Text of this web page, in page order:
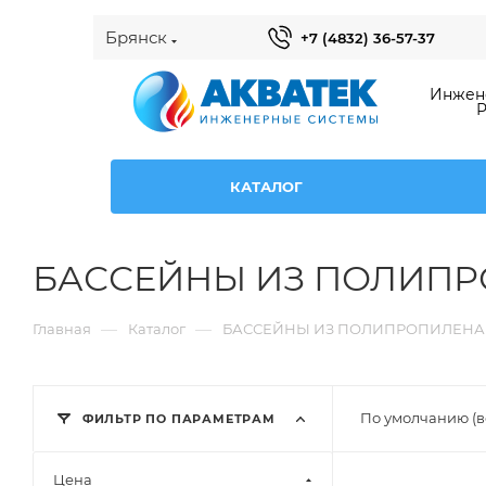
Брянск +7 (4832) 36-57-37
КАТАЛОГ
БАССЕЙНЫ ИЗ
Главная — Каталог — БАССЕЙНЫ ИЗ ПОЛИПРОПИЛЕНА
По умолчанию
ФИЛЬТР ПО ПАРАМЕТРАМ
Цена